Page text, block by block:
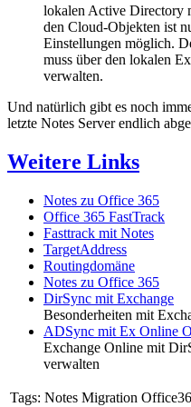
lokalen Active Directory
den Cloud-Objekten ist
Einstellungen möglich.
muss über den lokalen
verwalten.
Und natürlich gibt es noch
letzte Notes Server endlich
Weitere Links
Notes zu Office 365
Office 365 FastTrack
Fasttrack mit Notes
TargetAddress
Routingdomäne
Notes zu Office 365
DirSync mit Exchange
Besonderheiten mit
ADSync mit Ex Online
Exchange Online mit
verwalten
Tags: Notes Migration